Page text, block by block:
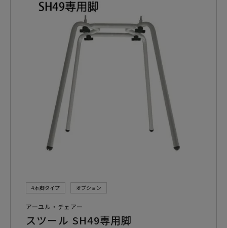
4本脚タイプ オプション
アーユル・チェアー
スツール SH49専用脚